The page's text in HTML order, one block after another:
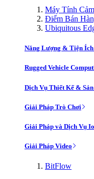
Máy Tính
Điểm Bán
Ubiquitous
Năng Lượng & Tiện Ích
Rugged Vehicle
Dịch Vụ Thiết Kế &
Giải Pháp Trò Chơi
Giải Pháp và Dịch Vụ
Giải Pháp Video
BitFlow